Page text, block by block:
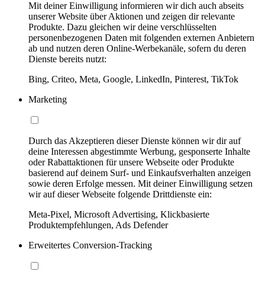
Mit deiner Einwilligung informieren wir dich auch abseits
unserer Website über Aktionen und zeigen dir relevante
Produkte. Dazu gleichen wir deine verschlüsselten
personenbezogenen Daten mit folgenden externen Anbietern
ab und nutzen deren Online-Werbekanäle, sofern du deren
Dienste bereits nutzt:
Bing, Criteo, Meta, Google, LinkedIn, Pinterest, TikTok
Marketing
Durch das Akzeptieren dieser Dienste können wir dir auf
deine Interessen abgestimmte Werbung, gesponserte Inhalte
oder Rabattaktionen für unsere Webseite oder Produkte
basierend auf deinem Surf- und Einkaufsverhalten anzeigen
sowie deren Erfolge messen. Mit deiner Einwilligung setzen
wir auf dieser Webseite folgende Drittdienste ein:
Meta-Pixel, Microsoft Advertising, Klickbasierte
Produktempfehlungen, Ads Defender
Erweitertes Conversion-Tracking